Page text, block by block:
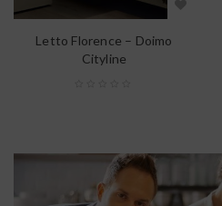
Letto Florence – Doimo
Cityline